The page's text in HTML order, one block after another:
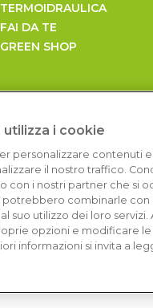
TERMOIDRAULICA
FAI DA TE
GREEN SHOP
i cookie
personalizzare contenuti
il nostro traffico.
con i nostri partner che si
potrebbero combinarle
suo utilizzo dei loro
opzioni e modificare
informazioni si invita a